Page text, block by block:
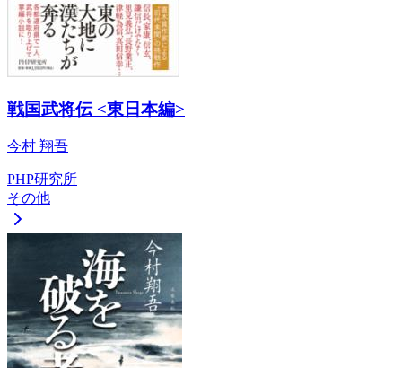
戦国武将伝 <東日本編>
今村 翔吾
PHP研究所
その他